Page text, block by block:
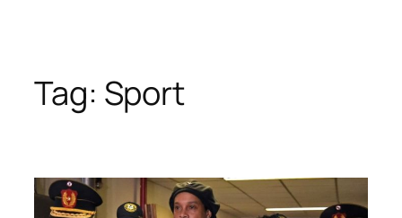
Tag: Sport